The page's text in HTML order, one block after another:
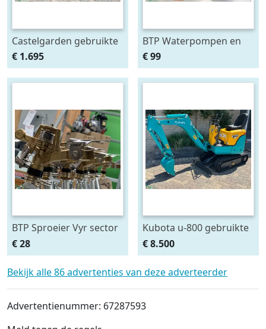
Castelgarden gebruikte
zitmaaier hydrostaat
briggs and stratton
108cm
€ 1.695
BTP Waterpompen en
sproeiers op voorraad
bij BTP waterpomp
beregening
€ 99
BTP Sproeier Vyr sector
beregening sproeier
Naan messing
€ 28
Kubota u-800 gebruikte
minigraver u800
graafmachine
€ 8.500
Bekijk alle 86 advertenties van deze adverteerder
Advertentienummer: 67287593